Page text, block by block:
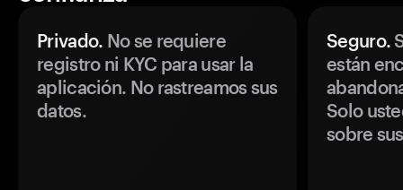
Privado. No se requiere
registro ni KYC para usar la
aplicación. No rastreamos sus
datos.
Seguro.
están
Solo
sobre